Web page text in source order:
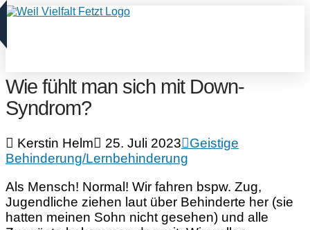
Wie fühlt man sich mit Down-
Syndrom?
Kerstin Helm 25. Juli 2023
Geistige
Behinderung/Lernbehinderung
Als Mensch! Normal! Wir fahren bspw. Zug,
Jugendliche ziehen laut über Behinderte her (sie
hatten meinen Sohn nicht gesehen) und alle